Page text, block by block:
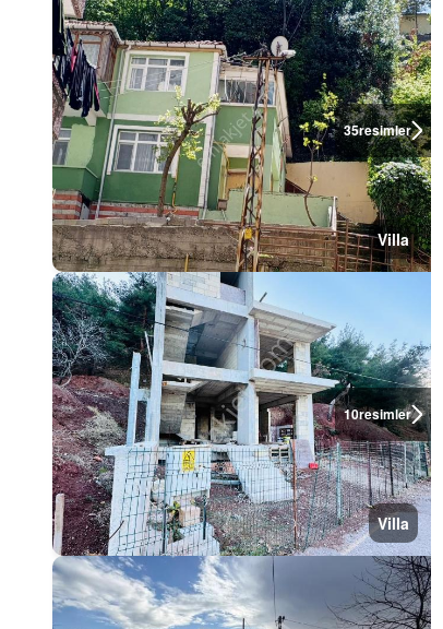
35resimler
Villa
10resimler
Villa